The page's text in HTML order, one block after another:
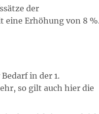
der
eine Erhöhung von 8 %.
in der 1.
so gilt auch hier die